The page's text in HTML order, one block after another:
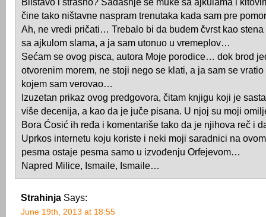
čine tako ništavne naspram trenutaka kada sam pre
Ah, ne vredi pričati… Trebalo bi da budem čvrst kao stena
sa ajkulom slama, a ja sam utonuo u vremeplov…
Sećam se ovog pisca, autora Moje porodice… dok brod
otvorenim morem, ne stoji nego se klati, a ja sam se
kojem sam verovao…
Izuzetan prikaz ovog predgovora, čitam knjigu koji je
više decenija, a kao da je juče pisana. U njoj su moji
Bora Ćosić ih ređa i komentariše tako da je njihova reč i
Uprkos internetu koju koriste i neki moji saradnici na
pesma ostaje pesma samo u izvođenju Orfejevom…
Napred Milice, Ismaile, Ismaile…
Strahinja Says:
June 19th, 2013 at 18:55